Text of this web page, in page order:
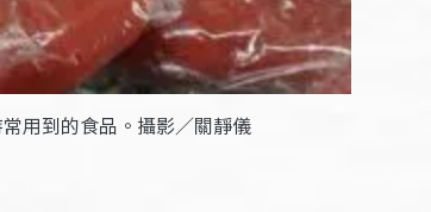
用到的食品。攝影／關靜儀